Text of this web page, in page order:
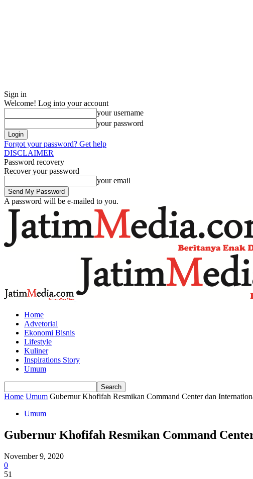
Sign in
Welcome! Log into your account
your username
your password
Forgot your password? Get help
DISCLAIMER
Password recovery
Recover your password
your email
A password will be e-mailed to you.
Home
Advetorial
Ekonomi Bisnis
Lifestyle
Kuliner
Inspirations Story
Umum
Home Umum Gubernur Khofifah Resmikan Command Center dan
Umum
Gubernur Khofifah Resmikan Command
November 9, 2020
0
51